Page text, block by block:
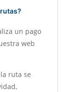
un pago
web
ruta se